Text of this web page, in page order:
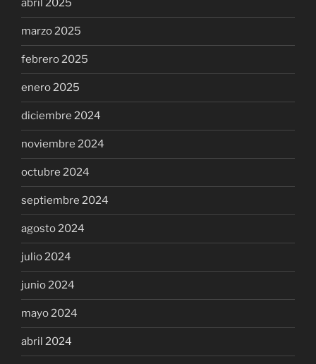
abril 2025
marzo 2025
febrero 2025
enero 2025
diciembre 2024
noviembre 2024
octubre 2024
septiembre 2024
agosto 2024
julio 2024
junio 2024
mayo 2024
abril 2024